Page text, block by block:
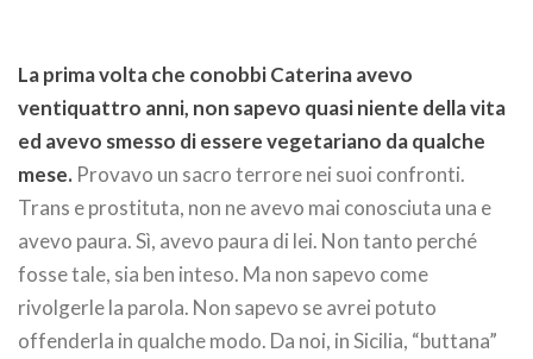
La prima volta che conobbi Caterina avevo
ventiquattro anni, non sapevo quasi niente della vita
ed avevo smesso di essere vegetariano da qualche
mese. Provavo un sacro terrore nei suoi confronti.
Trans e prostituta, non ne avevo mai conosciuta una e
avevo paura. Sì, avevo paura di lei. Non tanto perché
fosse tale, sia ben inteso. Ma non sapevo come
rivolgerle la parola. Non sapevo se avrei potuto
offenderla in qualche modo. Da noi, in Sicilia, “buttana”